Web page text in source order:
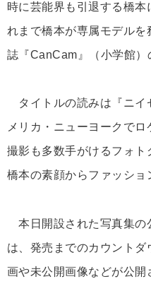
時に芸能界も引退する橋本
れまで橋本が専属モデル
誌『CanCam』（小学館）
タイトルの読みは『ニイ
メリカ・ニューヨークで
撮影も多数手がけるフォト
橋本の素顔からファッショ
本日開設された写真集の
は、発売までのカウント
画や未公開画像などが公開